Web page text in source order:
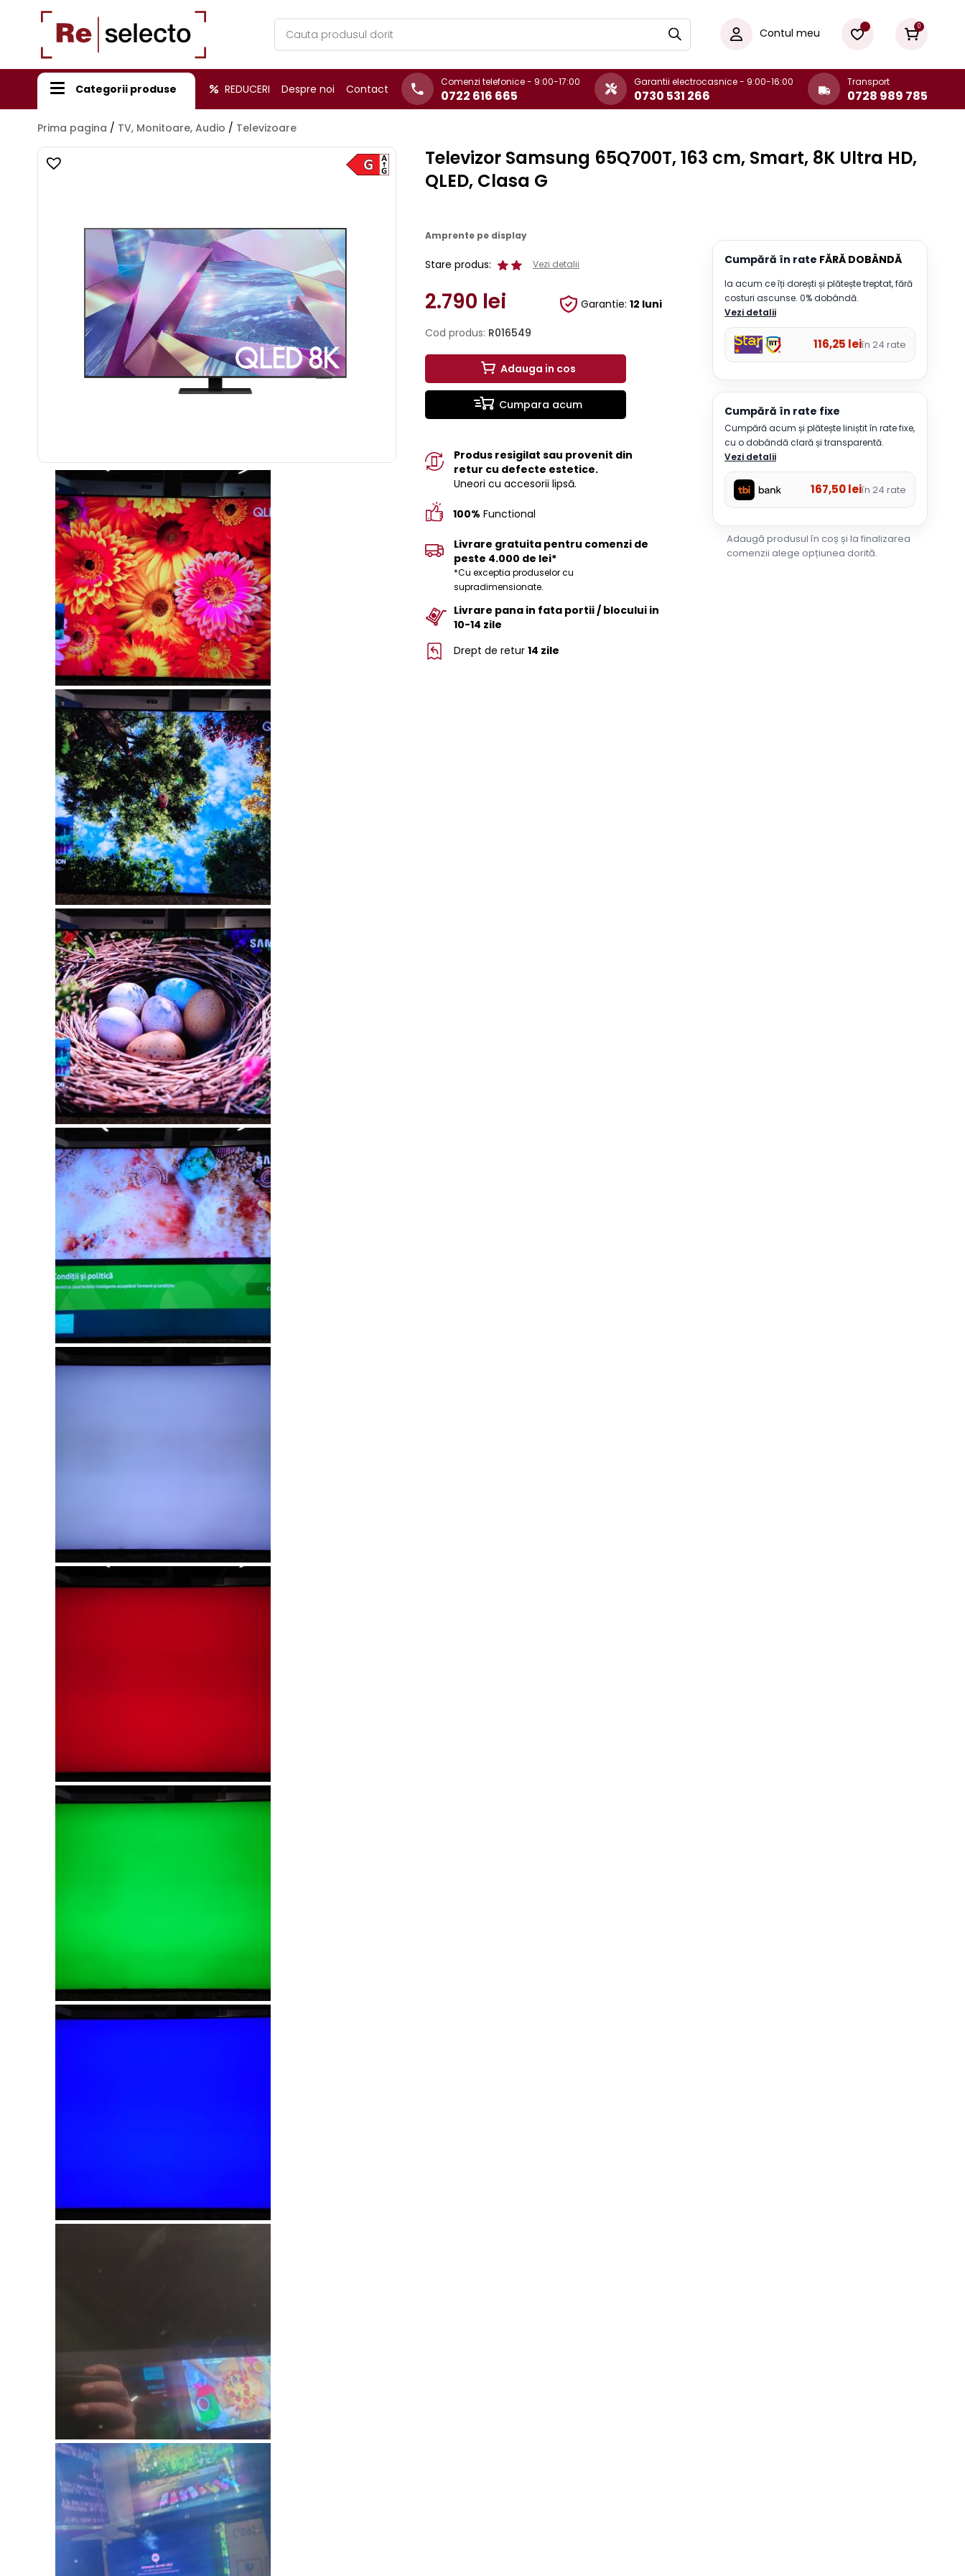
Contul meu 0
Products
search
Categorii produse REDUCERI Despre noi Contact
Comenzi telefonice - 9:00-17:00
0722 616 665
Garantii electrocasnice - 9:00-16:00
0730 531 266
Transport
0728 989 785
Prima pagina / TV, Monitoare, Audio / Televizoare
Televizor Samsung 65Q700T, 163 cm, Smart, 8K Ultra HD,
QLED, Clasa G
Amprente pe display
Stare produs: Vezi detalii
2.790 lei Garantie: 12 luni
Cod produs: R016549
Adauga in cos
Cumpara acum
Produs resigilat sau provenit din
retur cu defecte estetice.
Uneori cu accesorii lipsă.
100% Functional
Livrare gratuita pentru comenzi de
peste 4.000 de lei*
*Cu exceptia produselor cu
supradimensionate.
Livrare pana in fata portii / blocului in
10-14 zile
Drept de retur 14 zile
Cumpără în rate FĂRĂ DOBÂNDĂ
Ia acum ce îți dorești și plătește treptat, fără
costuri ascunse. 0% dobândă.
Vezi detalii
116,25 leiîn 24 rate
Cumpără în rate fixe
Cumpără acum și plătește liniștit în rate fixe,
cu o dobândă clară și transparentă.
Vezi detalii
167,50leiîn 24 rate
Adaugă produsul în coș și la finalizarea
comenzii alege opțiunea dorită.